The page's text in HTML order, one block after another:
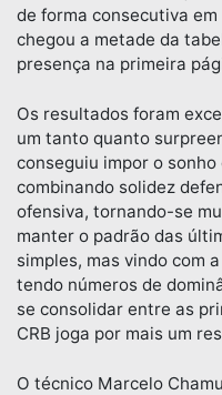
de forma consecutiva
chegou a metade da
presença na primeira
Os resultados foram
um tanto quanto
conseguiu impor o
combinando solidez
ofensiva, tornando-se
manter o padrão das
simples, mas vindo com
tendo números de
se consolidar entre as
CRB joga por mais um
O técnico Marcelo